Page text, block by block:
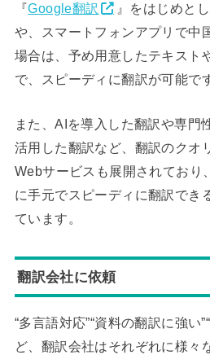
『Google翻訳
』をはじめと
や、スマートフォンアプリで中
場合は、予め用意したテキスト
で、スピーディに翻訳が可能で
また、AIを導入した翻訳や専門
活用した翻訳など、翻訳のクオ
Webサービスも展開されており
に手元でスピーディに翻訳でき
ています。
翻訳会社に依頼
“多言語対応”“資料の翻訳に強い
ど、翻訳会社はそれぞれに様々